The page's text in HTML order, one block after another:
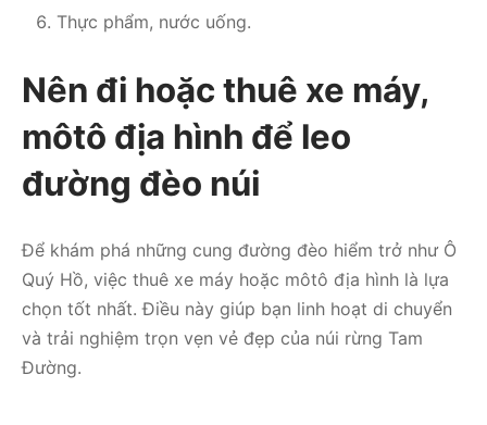
Thực phẩm, nước uống.
Nên đi hoặc thuê xe máy,
môtô địa hình để leo
đường đèo núi
Để khám phá những cung đường đèo hiểm trở như Ô
Quý Hồ, việc thuê xe máy hoặc môtô địa hình là lựa
chọn tốt nhất. Điều này giúp bạn linh hoạt di chuyển
và trải nghiệm trọn vẹn vẻ đẹp của núi rừng Tam
Đường.